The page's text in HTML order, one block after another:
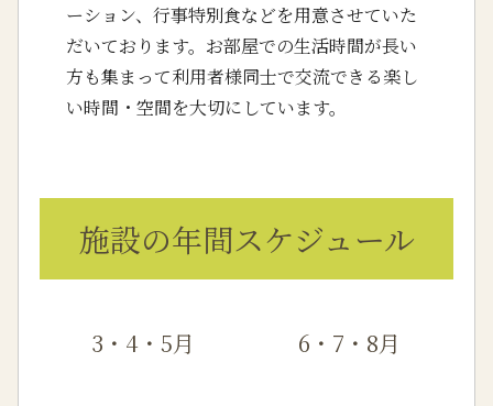
ーション、行事特別食などを用意させていた
だいております。お部屋での生活時間が長い
方も集まって利用者様同士で交流できる楽し
い時間・空間を大切にしています。
施設の年間スケジュール
3・4・5月 6・7・8月